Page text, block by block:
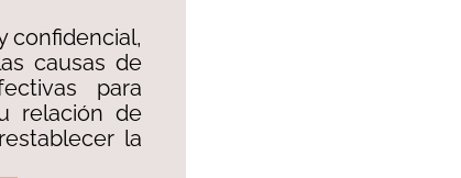
confidencial,
causas de
para
relación de
la